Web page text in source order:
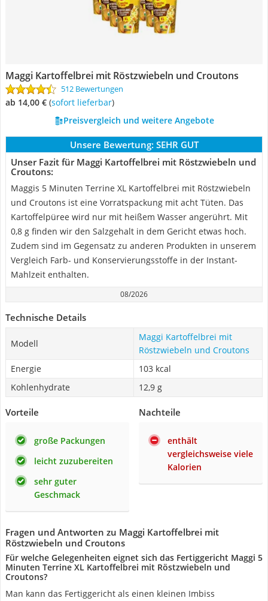
Maggi Kartoffelbrei mit Röstzwiebeln und Croutons
512 Bewertungen
ab 14,00 € ( Sofort lieferbar)
Preisvergleich und weitere Angebote
Unsere Bewertung: SEHR GUT
Unser Fazit für Maggi Kartoffelbrei mit Röstzwiebeln und
Croutons:
Maggis 5 Minuten Terrine XL Kartoffelbrei mit Röstzwiebeln
und Croutons ist eine Vorratspackung mit acht Tüten. Das
Kartoffelpüree wird nur mit heißem Wasser angerührt. Mit
0,8 g finden wir den Salzgehalt in dem Gericht etwas hoch.
Zudem sind im Gegensatz zu anderen Produkten in unserem
Vergleich Farb- und Konservierungsstoffe in der Instant-
Mahlzeit enthalten.
08/2026
Technische Details
Modell
Maggi Kartoffelbrei mit
Röstzwiebeln und Croutons
Energie
103 kcal
Kohlenhydrate
12,9 g
Vorteile
große Packungen
leicht zuzubereiten
sehr guter
Geschmack
Nachteile
enthält
vergleichsweise viele
Kalorien
Fragen und Antworten zu Maggi Kartoffelbrei mit
Röstzwiebeln und Croutons
Für welche Gelegenheiten eignet sich das Fertiggericht Maggi 5
Minuten Terrine XL Kartoffelbrei mit Röstzwiebeln und
Croutons?
Man kann das Fertiggericht als einen kleinen Imbiss